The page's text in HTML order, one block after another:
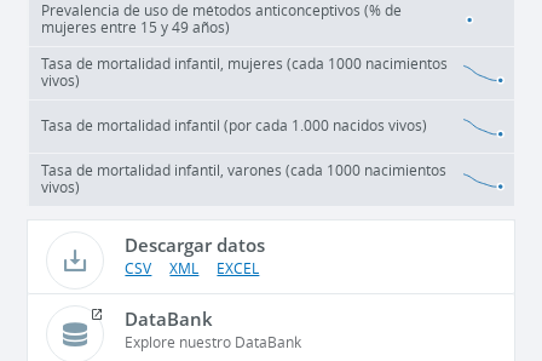
Prevalencia de uso de métodos anticonceptivos (% de
mujeres entre 15 y 49 años)
Tasa de mortalidad infantil, mujeres (cada 1000 nacimientos
vivos)
Tasa de mortalidad infantil (por cada 1.000 nacidos vivos)
Tasa de mortalidad infantil, varones (cada 1000 nacimientos
vivos)
Descargar datos
CSV XML EXCEL
DataBank
Explore nuestro DataBank